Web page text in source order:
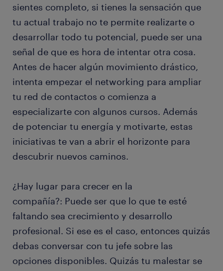
sientes completo, si tienes la sensación que
tu actual trabajo no te permite realizarte o
desarrollar todo tu potencial, puede ser una
señal de que es hora de intentar otra cosa.
Antes de hacer algún movimiento drástico,
intenta empezar el networking para ampliar
tu red de contactos o comienza a
especializarte con algunos cursos. Además
de potenciar tu energía y motivarte, estas
iniciativas te van a abrir el horizonte para
descubrir nuevos caminos.
¿Hay lugar para crecer en la
compañía?: Puede ser que lo que te esté
faltando sea crecimiento y desarrollo
profesional. Si ese es el caso, entonces quizás
debas conversar con tu jefe sobre las
opciones disponibles. Quizás tu malestar se